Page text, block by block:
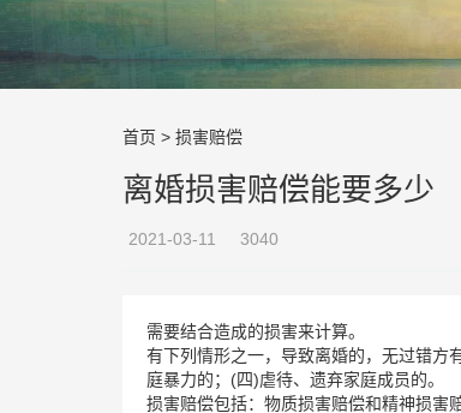
首页 > 损害赔偿
离婚损害赔偿能要多少
2021-03-11 3040
需要结合造成的损害来计算。
有下列情形之一，导致离婚的，无过错方
庭暴力的；(四)虐待、遗弃家庭成员的。
损害赔偿包括：物质损害赔偿和精神损害赔